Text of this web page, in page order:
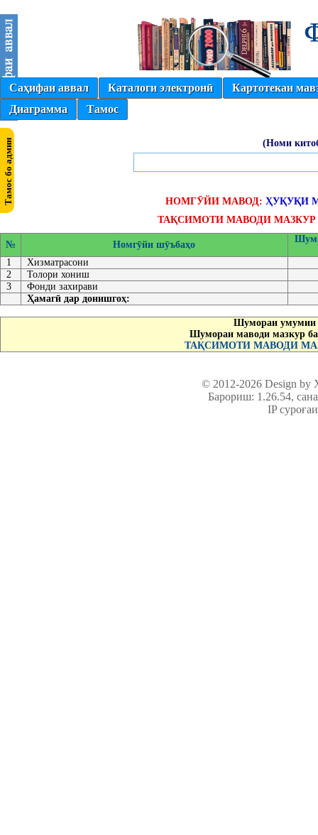
Саҳифаи аввал Каталоги электронӣ
Картотекаи
Диаграмма
Тамос
(Номи
НОМГӮЙИ МАВОД:ҲУҚУҚИ
ТАҚСИМОТИ МАВОДИ
№ Номгӯйи шӯъбаҳо
1
Хизматрасони
2
Толори хониш
3
Фонди захирави
Ҳамагӣ дар донишгоҳ:
Шумораи умумии
Шумораи маводи мазкур
ТАҚСИМОТИ МАВОДИ
© 2012-2026 Design
Барориш: 1.26.54,
IP